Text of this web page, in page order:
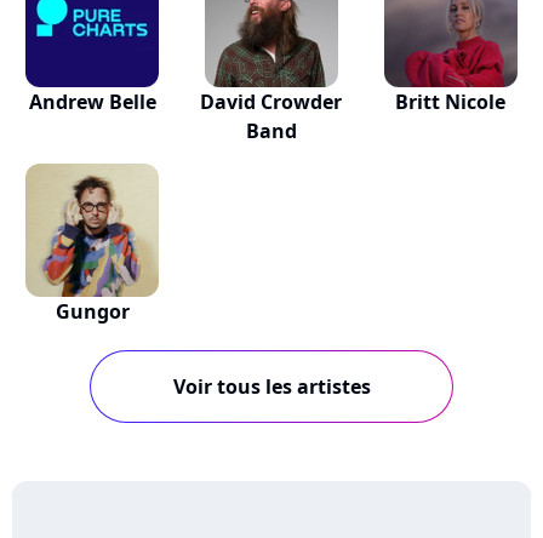
Andrew Belle
David Crowder
Band
Britt Nicole
Gungor
Voir tous les artistes